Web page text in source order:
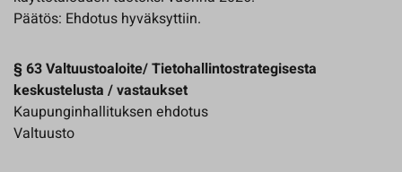
Päätös: Ehdotus hyväksyttiin.
§ 63 Valtuustoaloite/ Tietohallintostrategisesta
keskustelusta / vastaukset
Kaupunginhallituksen ehdotus
Valtuusto